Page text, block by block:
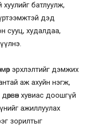
батлуулж,
дэд
сууц, худалдаа,
эрхлэлтийг дэмжих
аж ахуйн нэгж,
хувиас доошгүй
ажиллуулах
зорилтыг